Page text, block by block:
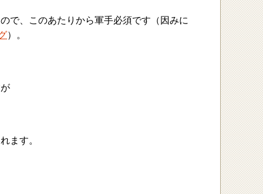
で、このあたりから軍手必須です（因みに
）。
ます。